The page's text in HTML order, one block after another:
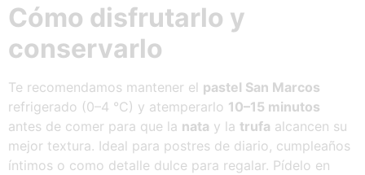
Cómo disfrutarlo y
conservarlo
Te recomendamos mantener el pastel San Marcos
refrigerado (0–4 °C) y atemperarlo 10–15 minutos
antes de comer para que la nata y la trufa alcancen su
mejor textura. Ideal para postres de diario, cumpleaños
íntimos o como detalle dulce para regalar. Pídelo en